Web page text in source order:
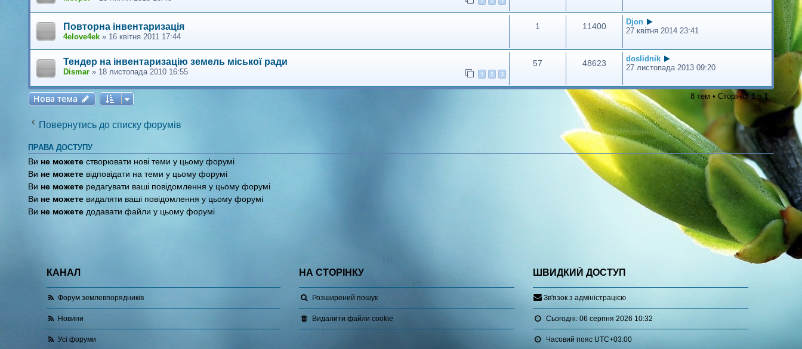
Повторна інвентаризація
4elove4ek » 16 квітня 2011 17:44
1 11400
Djon
27 квітня 2014 23:41
Тендер на інвентаризацію земель міської ради
Dismar » 18 листопада 2010 16:55 1 2 3
57 48623
doslidnik
27 листопада 2013 09:20
Нова тема
Нова тема 8 тем • Сторінка 1з1
Повернутись до списку форумів
ПРАВА ДОСТУПУ
Ви не можете створювати нові теми у цьому форумі
Ви не можете відповідати на теми у цьому форумі
Ви не можете редагувати ваші повідомлення у цьому форумі
Ви не можете видаляти ваші повідомлення у цьому форумі
Ви не можете додавати файли у цьому форумі
КАНАЛ
Форум землевпорядників
Новини
Усі форуми
НА СТОРІНКУ
Розширений пошук
Видалити файли cookie
ШВИДКИЙ ДОСТУП
Зв'язок з адміністрацією
Сьогодні: 06 серпня 2026 10:32
Часовий пояс UTC+03:00